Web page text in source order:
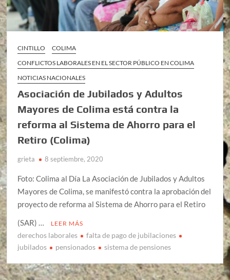
CINTILLO
COLIMA
CONFLICTOS LABORALES EN EL SECTOR PÚBLICO EN COLIMA
NOTICIAS NACIONALES
Asociación de Jubilados y Adultos
Mayores de Colima está contra la
reforma al Sistema de Ahorro para el
Retiro (Colima)
grieta 8 septiembre, 2020
Foto: Colima al Día La Asociación de Jubilados y Adultos
Mayores de Colima, se manifestó contra la aprobación del
proyecto de reforma al Sistema de Ahorro para el Retiro
(SAR) …
LEER MÁS
derechos laborales
falta de pago de jubilaciones
jubilados
pensionados sistema de pensiones